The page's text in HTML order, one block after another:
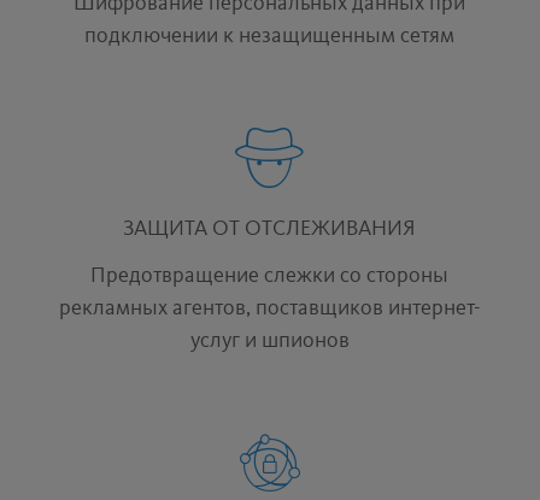
подключении к незащищенным сетям
ЗАЩИТА ОТ ОТСЛЕЖИВАНИЯ
Предотвращение слежки со стороны
рекламных агентов, поставщиков интернет-
услуг и шпионов